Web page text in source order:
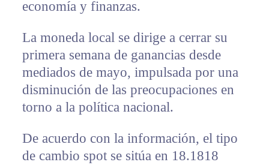
economía y finanzas.
La moneda local se dirige a cerrar su
primera semana de ganancias desde
mediados de mayo, impulsada por una
disminución de las preocupaciones en
torno a la política nacional.
De acuerdo con la información, el tipo
de cambio spot se sitúa en 18.1818